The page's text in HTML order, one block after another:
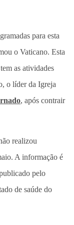
para esta
o Vaticano. Esta
as atividades
o líder da Igreja
, após contrair
realizou
A informação é
pelo
de saúde do